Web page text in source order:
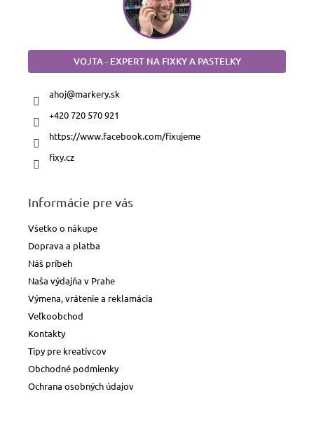
VOJTA - EXPERT NA FIXKY A PASTELKY
ahoj@markery.sk
+420 720 570 921
https://www.facebook.com/fixujeme
fixy.cz
Informácie pre vás
Všetko o nákupe
Doprava a platba
Náš príbeh
Naša výdajňa v Prahe
Výmena, vrátenie a reklamácia
Veľkoobchod
Kontakty
Tipy pre kreatívcov
Obchodné podmienky
Ochrana osobných údajov